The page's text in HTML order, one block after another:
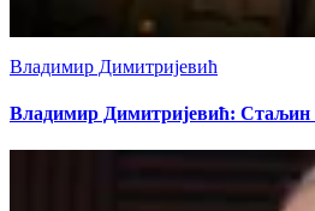
Владимир Димитријевић
Владимир Димитријевић: Стаљин